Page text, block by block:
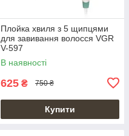
Плойка хвиля з 5 щипцями
для завивання волосся VGR
V-597
В наявності
625 ₴ 750 ₴
Купити